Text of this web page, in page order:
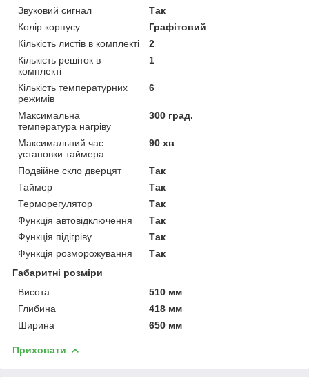
Звуковий сигнал
Так
Колір корпусу
Графітовий
Кількість листів в комплекті
2
Кількість решіток в
комплекті
1
Кількість температурних
режимів
6
Максимальна
температура нагріву
300 град.
Максимальний час
установки таймера
90 хв
Подвійне скло дверцят
Так
Таймер
Так
Терморегулятор
Так
Функція автовідключення
Так
Функція підігріву
Так
Функція розморожування
Так
Габаритні розміри
Висота
510 мм
Глибина
418 мм
Ширина
650 мм
Приховати